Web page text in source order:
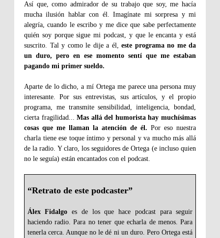
Así que, como admirador de su trabajo que soy, me hacía
mucha ilusión hablar con él. Imagínate mi sorpresa y mi
alegría, cuando le escribo y me dice que sabe perfectamente
quién soy porque sigue mi podcast, y que le encanta y está
suscrito. Tal y como le dije a él, este programa no me da
un duro, pero en ese momento sentí que me estaban
pagando mi primer sueldo.
Aparte de lo dicho, a mí Ortega me parece una persona muy
interesante. Por sus entrevistas, sus artículos, y el propio
programa, me transmite sensibilidad, inteligencia, bondad,
cierta fragilidad... Mas allá del humorista hay muchísimas
cosas que me llaman la atención de él. Por eso nuestra
charla tiene ese toque íntimo y personal y va mucho más allá
de la radio. Y claro, los seguidores de Ortega (e incluso quien
no le seguía) están encantados con el podcast.
“Retrato de este podcaster”
Álex Fidalgo es de los que hace podcast para seguir
haciendo radio. Para no tener que echarla de menos. Para
tenerla cerca. Aunque no le dé ni un duro. Pero Ortega está